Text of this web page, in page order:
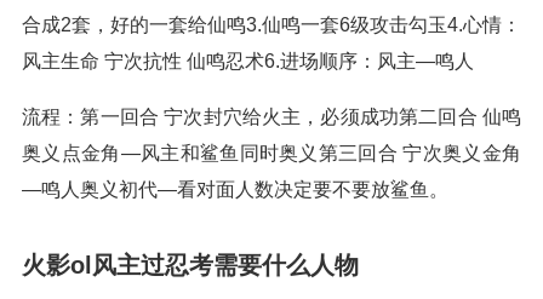
合成2套，好的一套给仙鸣3.仙鸣一套6级攻击勾玉4.心情：
风主生命 宁次抗性 仙鸣忍术6.进场顺序：风主—鸣人
流程：第一回合 宁次封穴给火主，必须成功第二回合 仙鸣
奥义点金角—风主和鲨鱼同时奥义第三回合 宁次奥义金角
—鸣人奥义初代—看对面人数决定要不要放鲨鱼。
火影ol风主过忍考需要什么人物